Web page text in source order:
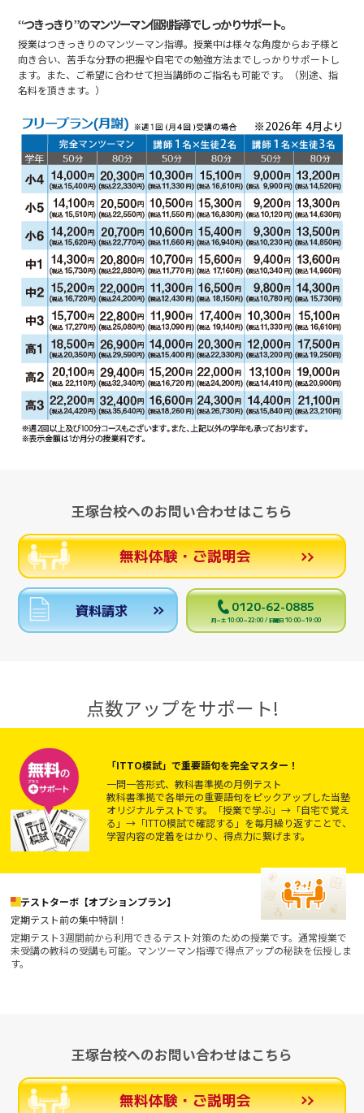
“つきっきり”のマンツーマン個別指導でしっかりサポート。
授業はつきっきりのマンツーマン指導。授業中は様々な角度からお子様と
向き合い、苦手な分野の把握や自宅での勉強方法までしっかりサポートし
ます。また、ご希望に合わせて担当講師のご指名も可能です。（別途、指
名料を頂きます。）
王塚台校へのお問い合わせはこちら
無料体験・ご説明会
資料請求 0120-62-0885
月～土 10:00～22:00 / 日曜日 10:00～19:00
点数アップをサポート!
「ITTO模試」で重要語句を完全マスター！
一問一答形式、教科書準拠の月例テスト
教科書準拠で各単元の重要語句をピックアップした当塾
オリジナルテストです。「授業で学ぶ」→「自宅で覚え
る」→「ITTO模試で確認する」を毎月繰り返すことで、
学習内容の定着をはかり、得点力に繋げます。
テストターボ【オプションプラン】
定期テスト前の集中特訓！
定期テスト3週間前から利用できるテスト対策のための授業です。通常授業で
未受講の教科の受講も可能。マンツーマン指導で得点アップの秘訣を伝授しま
す。
王塚台校へのお問い合わせはこちら
無料体験・ご説明会